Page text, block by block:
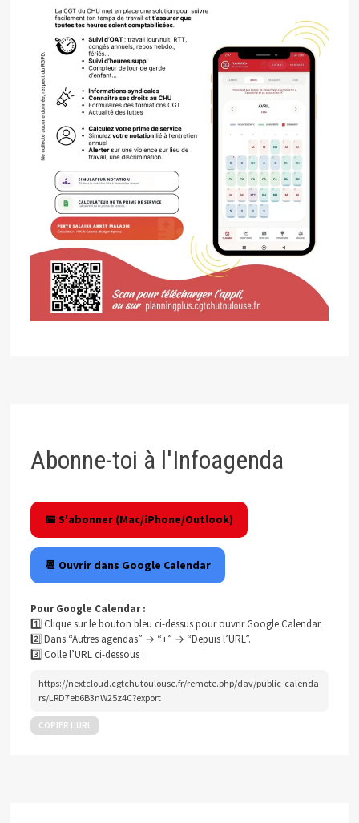
Abonne-toi à l'Infoagenda
📅 S'abonner (Mac/iPhone/Outlook)
📆 Ouvrir dans Google Calendar
Pour Google Calendar :
1️⃣ Clique sur le bouton bleu ci-dessus pour ouvrir Google Calendar.
2️⃣ Dans “Autres agendas” → “+” → “Depuis l’URL”.
3️⃣ Colle l’URL ci-dessous :
https://nextcloud.cgtchutoulouse.fr/remote.php/dav/public-calenda
rs/LRD7eb6B3nW25z4C?export
COPIER L’URL